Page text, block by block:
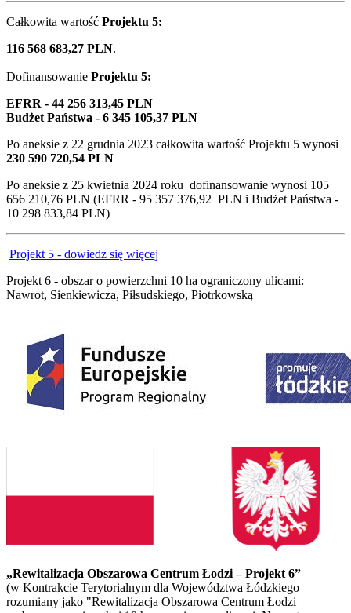
Całkowita wartość Projektu 5:
116 568 683,27 PLN.
Dofinansowanie Projektu 5:
EFRR - 44 256 313,45 PLN
Budżet Państwa - 6 345 105,37 PLN
Po aneksie z 22 grudnia 2023 całkowita wartość Projektu 5 wynosi
230 590 720,54 PLN
Po aneksie z 25 kwietnia 2024 roku dofinansowanie wynosi 105
656 210,76 PLN (EFRR - 95 357 376,92 PLN i Budżet Państwa -
10 298 833,84 PLN)
Projekt 5 - dowiedz się więcej
Projekt 6 - obszar o powierzchni 10 ha ograniczony ulicami:
Nawrot, Sienkiewicza, Piłsudskiego, Piotrkowską
„Rewitalizacja Obszarowa Centrum Łodzi – Projekt 6”
(w Kontrakcie Terytorialnym dla Województwa Łódzkiego
rozumiany jako "Rewitalizacja Obszarowa Centrum Łodzi